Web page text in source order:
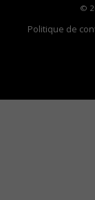
©
Politique de